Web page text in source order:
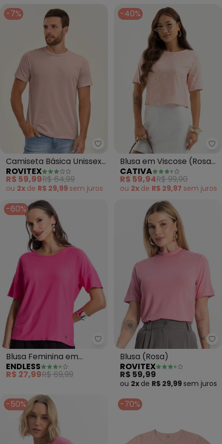
-7%
Rovitex - Camiseta Básica
Camiseta Básica Unissex
(Rosa)
ROVITEX
R$ 59,99R$ 64,99
ou 2x de R$ 29,99 sem juros
-40%
Blusa em Viscose (Rosa
Claro)
CATIVA
R$ 59,94R$ 99,90
ou 2x de R$ 29,97 sem juros
-60%
Endless - Blusa Feminina em
Blusa Feminina em
Viscose (Rosa)
ENDLESS
R$ 27,99R$ 69,99
Blusa (Rosa)
ROVITEX
R$ 59,99
ou 2x de R$ 29,99 sem juros
-50% -70%